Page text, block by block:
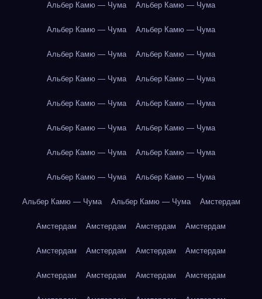
Альбер Камю — Чума Альбер Камю — Чума
Альбер Камю — Чума Альбер Камю — Чума
Альбер Камю — Чума Альбер Камю — Чума
Альбер Камю — Чума Альбер Камю — Чума
Альбер Камю — Чума Альбер Камю — Чума
Альбер Камю — Чума Альбер Камю — Чума
Альбер Камю — Чума Альбер Камю — Чума
Альбер Камю — Чума Альбер Камю — Чума
Альбер Камю — Чума Альбер Камю — Чума Амстердам
Амстердам Амстердам Амстердам Амстердам
Амстердам Амстердам Амстердам Амстердам
Амстердам Амстердам Амстердам Амстердам